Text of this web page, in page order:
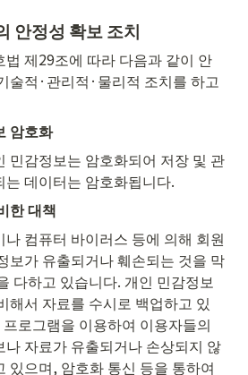
안정성 확보 조치
제29조에 따라 다음과 같이 안
술적·관리적·물리적 조치를 하고
암호화
민감정보는 암호화되어 저장 및 관
는 데이터는 암호화됩니다.
한 대책
나 컴퓨터 바이러스 등에 의해 회원
보가 유출되거나 훼손되는 것을 막
다하고 있습니다. 개인 민감정보
해서 자료를 수시로 백업하고 있
로그램을 이용하여 이용자들의
나 자료가 유출되거나 손상되지 않
있으며, 암호화 통신 등을 통하여